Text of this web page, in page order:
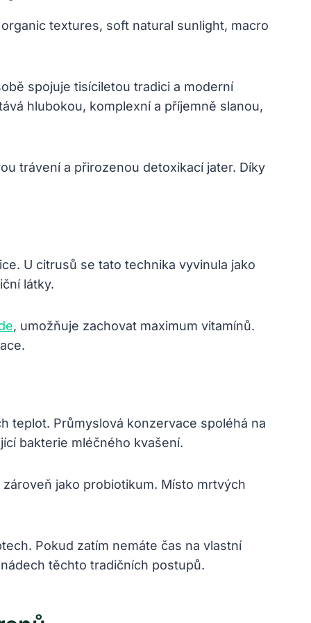
spojuje tisíciletou tradici a moderní
hlubokou, komplexní a příjemně slanou,
trávení a přirozenou detoxikací jater. Díky
U citrusů se tato technika vyvinula jako
látky.
, umožňuje zachovat maximum vitamínů.
teplot. Průmyslová konzervace spoléhá na
bakterie mléčného kvašení.
jako probiotikum. Místo mrtvých
Pokud zatím nemáte čas na vlastní
těchto tradičních postupů.